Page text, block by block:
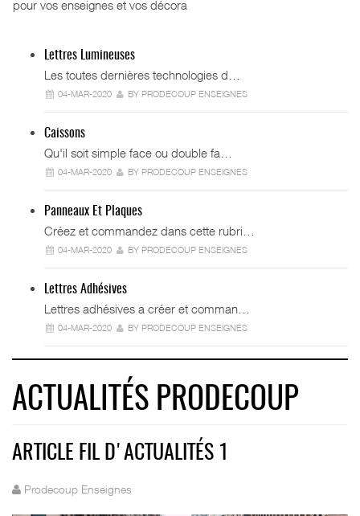
pour vos enseignes et vos décora
Lettres Lumineuses
Les toutes dernières technologies d…
04-MAR-2020 BY PRODECOUP ENSEIGNES
Caissons
Qu'il soit simple face ou double fa…
04-MAR-2020 BY PRODECOUP ENSEIGNES
Panneaux Et Plaques
Créez et commandez dans cette rubri…
04-MAR-2020 BY PRODECOUP ENSEIGNES
Lettres Adhésives
Lettres adhésives a créer et comman…
04-MAR-2020 BY PRODECOUP ENSEIGNES
ACTUALITÉS PRODECOUP
ARTICLE FIL D'ACTUALITÉS 1
Prodecoup Enseignes